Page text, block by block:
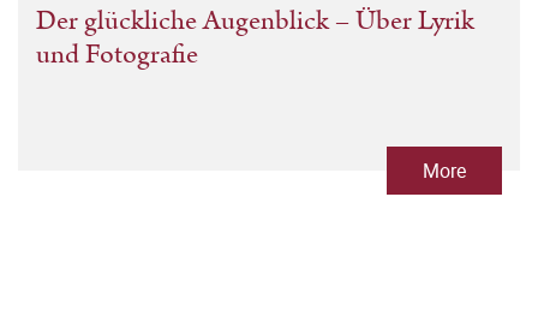
Der glückliche Augenblick – Über Lyrik
und Fotografie
More